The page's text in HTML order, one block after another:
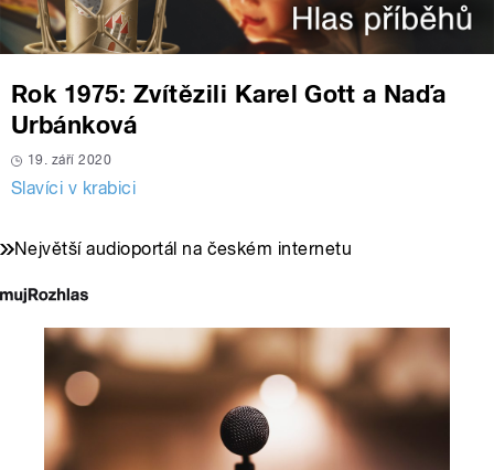
Rok 1975: Zvítězili Karel Gott a Naďa
Urbánková
19. září 2020
Slavíci v krabici
Největší audioportál na českém internetu